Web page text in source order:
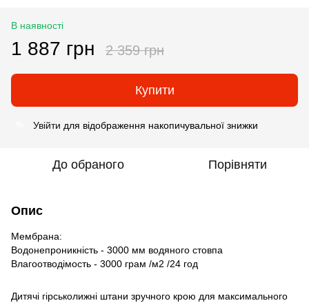
В наявності
1 887 грн 2 359 грн
Купити
Увійти для відображення накопичувальної знижки
До обраного Порівняти
Опис
Мембрана:
Водонепроникність - 3000 мм водяного стовпа
Влагоотводімость - 3000 грам /м2 /24 год
Дитячі гірськолижні штани зручного крою для максимального